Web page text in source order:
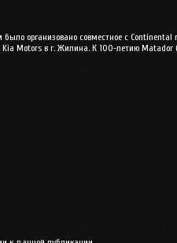
организовано совместное с
Motors в г. Жилина. К 100-летию